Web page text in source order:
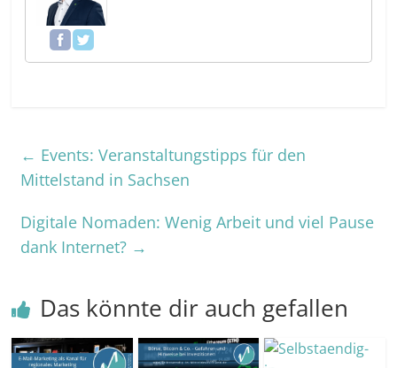
← Events: Veranstaltungstipps für den
Mittelstand in Sachsen
Digitale Nomaden: Wenig Arbeit und viel Pause
dank Internet? →
Das könnte dir auch gefallen